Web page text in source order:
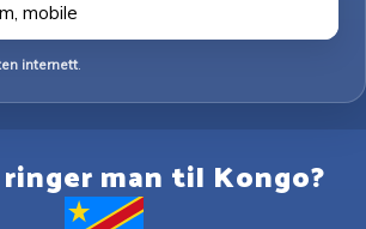
mobile
internett.
man til Kongo?